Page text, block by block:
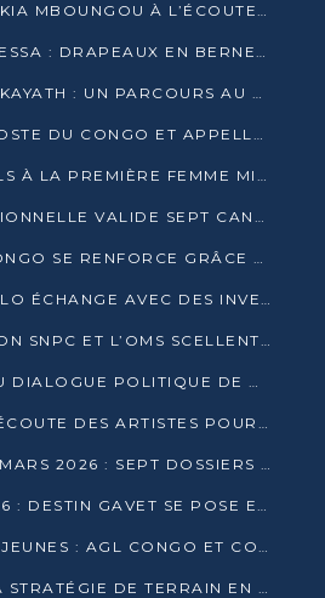
JOSEPH KIGNOUMBI KIA MBOUNGOU À L’ÉCOUTE DE TALANGAÏ
DÉCÈS DE FIRMIN AYESSA : DRAPEAUX EN BERNE LUNDI
PR. AIMÉ CHRISTIAN KAYATH : UN PARCOURS AU SERVICE DE LA RECHERCHE ET DE L’INNOVATION
L’OMS SALUE LA RIPOSTE DU CONGO ET APPELLE À DES RÉFORMES DURABLES
HOMMAGES OFFICIELS À LA PREMIÈRE FEMME MINISTRE DU CONGO
LA COUR CONSTITUTIONNELLE VALIDE SEPT CANDIDATURES POUR LA PRÉSIDENTIELLE
CONNECTIVITÉ LE CONGO SE RENFORCE GRÂCE AU CÂBLE 2AFRICA
SÉNAT : PIERRE NGOLO ÉCHANGE AVEC DES INVESTISSEURS DU NUMÉRIQUE
SANTÉ : LA FONDATION SNPC ET L’OMS SCELLENT UN PARTENARIAT STRATÉGIQUE DE TROIS ANS
L’UPRN SE RETIRE DU DIALOGUE POLITIQUE DE DJAMBALA : TENSIONS DANS LE PRÉ-ÉLECTORAL CONGOLAIS
DAVE MAFOULA À L’ÉCOUTE DES ARTISTES POUR REDÉFINIR SA POLITIQUE CULTURELLE
PRÉSIDENTIELLE DE MARS 2026 : SEPT DOSSIERS DE CANDIDATURE ENREGISTRÉS À LA CLÔTURE DES DÉPÔTS
PRÉSIDENTIELLE 2026 : DESTIN GAVET SE POSE EN CANDIDAT DU « RAS-LE-BOL »
EMPLOYABILITÉ DES JEUNES : AGL CONGO ET CONGO TERMINAL S’ALLIENT À UCAC-ICAM
LE MJPU DÉPLOIE SA STRATÉGIE DE TERRAIN EN FAVEUR DE DSN